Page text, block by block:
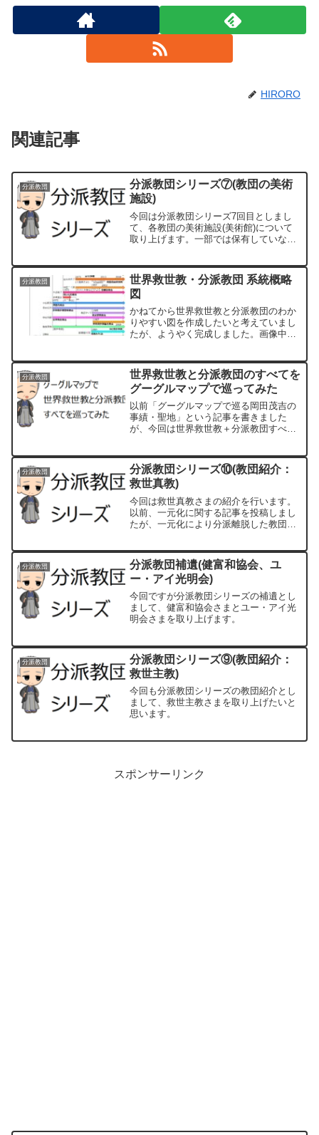
HIRORO
関連記事
分派教団
分派教団シリーズ⑦(教団の美術
施設)
今回は分派教団シリーズ7回目としまし
て、各教団の美術施設(美術館)について
取り上げます。一部では保有していない
でなく一般的な美術品も収集し地域の皆
さまに開放するなど社会的な役割も果た
しています。
分派教団
世界救世教・分派教団 系統概略
図
かねてから世界救世教と分派教団のわか
りやすい図を作成したいと考えていまし
たが、ようやく完成しました。画像中に
使っていただいて結構です(^^)
分派教団
世界救世教と分派教団のすべてを
グーグルマップで巡ってみた
以前「グーグルマップで巡る岡田茂吉の
事績・聖地」という記事を書きました
が、今回は世界救世教＋分派教団すべて
分派教団
分派教団シリーズ⑩(教団紹介：
救世真教)
今回は救世真教さまの紹介を行います。
以前、一元化に関する記事を投稿しまし
たが、一元化により分派離脱した教団の
分派教団
分派教団補遺(健富和協会、ユ
ー・アイ光明会)
今回ですが分派教団シリーズの補遺とし
まして、健富和協会さまとユー・アイ光
明会さまを取り上げます。
分派教団
分派教団シリーズ⑨(教団紹介：
救世主教)
今回も分派教団シリーズの教団紹介とし
まして、救世主教さまを取り上げたいと
思います。
スポンサーリンク